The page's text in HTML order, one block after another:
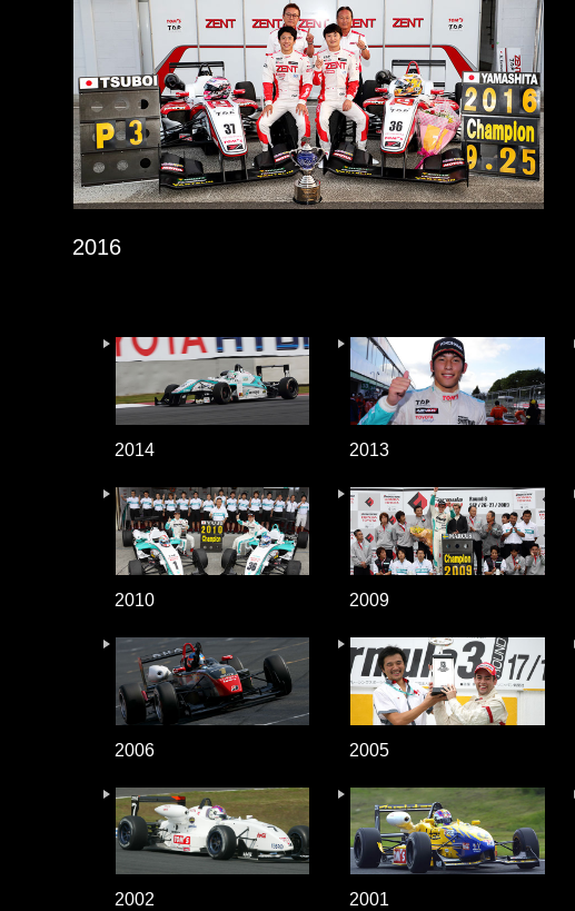
2016
2014 2013
2010 2009
2006 2005
2002 2001